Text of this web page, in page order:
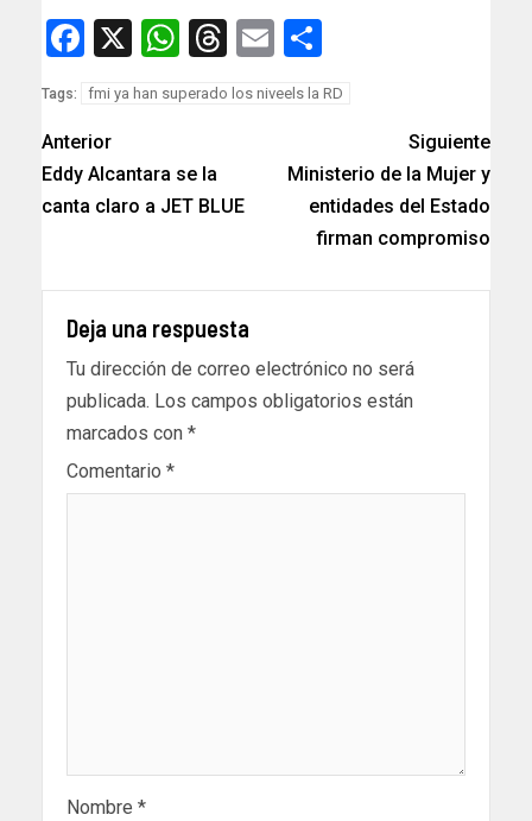
Facebook
X WhatsApp
Threads
Email
Tags: fmi ya han superado los niveels la RD
Anterior
Eddy Alcantara se la
canta claro a JET BLUE
Siguiente
Ministerio de la Mujer y
entidades del Estado
firman compromiso
Deja una respuesta
Tu dirección de correo electrónico no será
publicada. Los campos obligatorios están
marcados con *
Comentario *
Nombre *